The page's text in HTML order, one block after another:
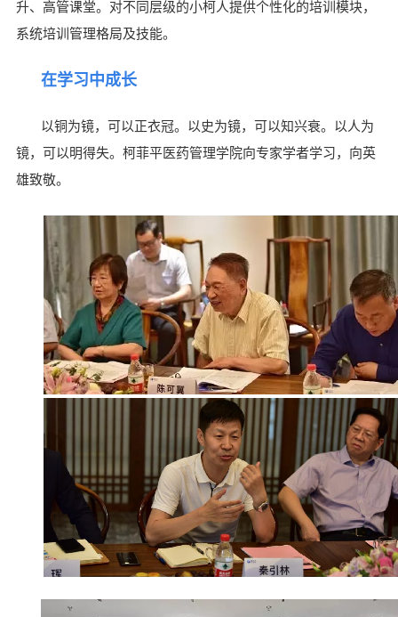
升、高管课堂。对不同层级的小柯人提供个性化的培训模块，
系统培训管理格局及技能。
在学习中成长
以铜为镜，可以正衣冠。以史为镜，可以知兴衰。以人为
镜，可以明得失。柯菲平医药管理学院向专家学者学习，向英
雄致敬。